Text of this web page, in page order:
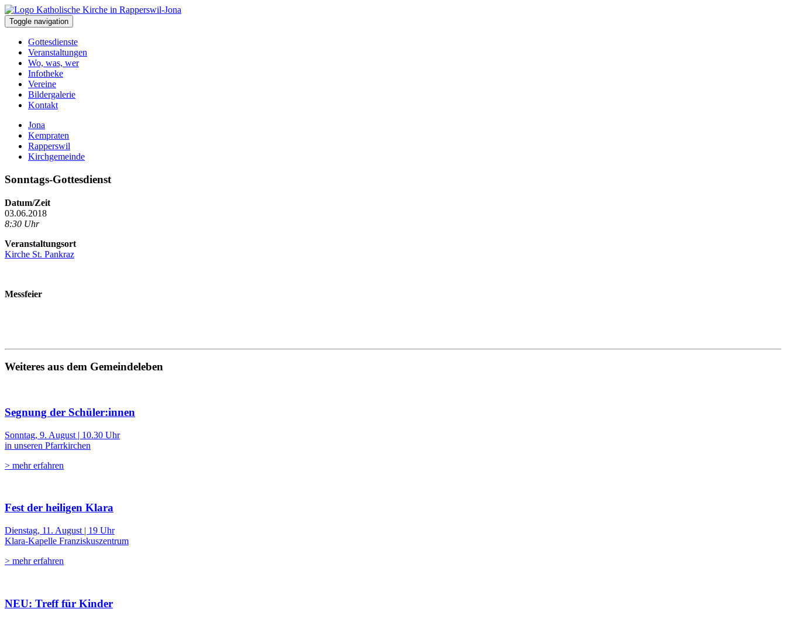
Toggle navigation
Gottesdienste
Veranstaltungen
Wo, was, wer
Infotheke
Vereine
Bildergalerie
Kontakt
Jona
Kempraten
Rapperswil
Kirchgemeinde
Sonntags-Gottesdienst
Datum/Zeit
03.06.2018
8:30 Uhr
Veranstaltungsort
Kirche St. Pankraz
Messfeier
Weiteres aus dem Gemeindeleben
Segnung der Schüler:innen
Sonntag, 9. August | 10.30 Uhr
in unseren Pfarrkirchen
> mehr erfahren
Fest der heiligen Klara
Dienstag, 11. August | 19 Uhr
Klara-Kapelle Franziskuszentrum
> mehr erfahren
NEU: Treff für Kinder